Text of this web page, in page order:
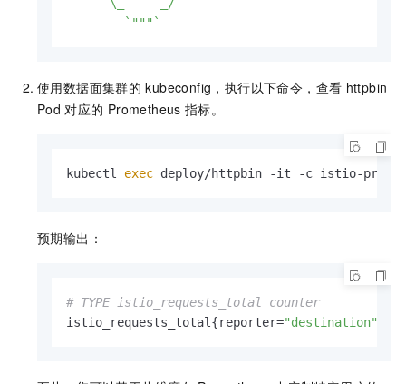
        `"""`
使用数据面集群的 kubeconfig，执行以下命令，查看 httpbin
Pod 对应的 Prometheus 指标。
kubectl exec deploy/httpbin -it -c istio-proxy
预期输出：
# TYPE istio_requests_total counter
istio_requests_total{reporter="destination"